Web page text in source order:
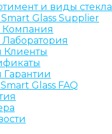
и виды стекла
Glass Supplier
Glass FAQ